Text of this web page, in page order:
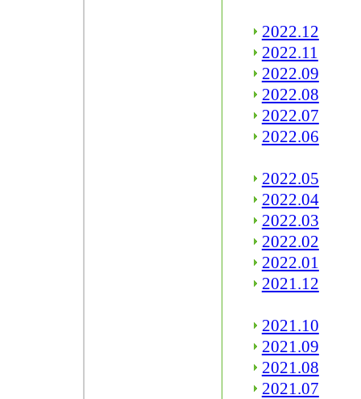
2022.12
2022.11
2022.09
2022.08
2022.07
2022.06
2022.05
2022.04
2022.03
2022.02
2022.01
2021.12
2021.10
2021.09
2021.08
2021.07